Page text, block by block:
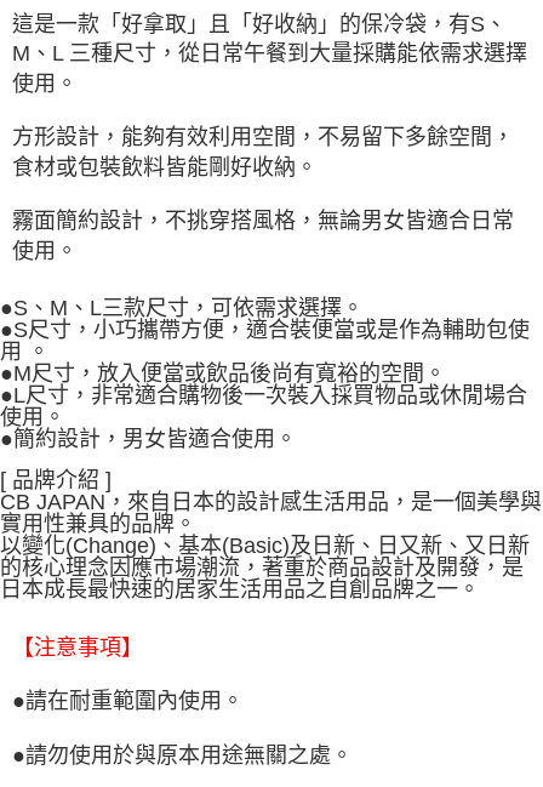
這是一款「好拿取」且「好收納」的保冷袋，有S、
M、L 三種尺寸，從日常午餐到大量採購能依需求選擇
使用。
方形設計，能夠有效利用空間，不易留下多餘空間，
食材或包裝飲料皆能剛好收納。
霧面簡約設計，不挑穿搭風格，無論男女皆適合日常
使用。
●S、M、L三款尺寸，可依需求選擇。
●S尺寸，小巧攜帶方便，適合裝便當或是作為輔助包使
用 。
●M尺寸，放入便當或飲品後尚有寬裕的空間。
●L尺寸，非常適合購物後一次裝入採買物品或休閒場合
使用。
●簡約設計，男女皆適合使用。
[ 品牌介紹 ]
CB JAPAN，來自日本的設計感生活用品，是一個美學與
實用性兼具的品牌。
以變化(Change)、基本(Basic)及日新、日又新、又日新
的核心理念因應市場潮流，著重於商品設計及開發，是
日本成長最快速的居家生活用品之自創品牌之一。
【注意事項】
●請在耐重範圍內使用。
●請勿使用於與原本用途無關之處。